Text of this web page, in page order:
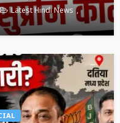
Latest Hindi News